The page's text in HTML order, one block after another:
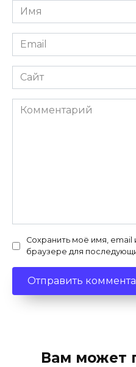
Имя
*
Email
*
Сайт
Комментарий
Сохранить моё имя, email
браузере для
Вам может